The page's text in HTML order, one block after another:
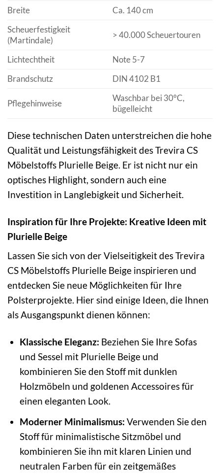
Breite
Ca. 140 cm
Scheuerfestigkeit
(Martindale)
> 40.000 Scheuertouren
Lichtechtheit
Note 5-7
Brandschutz
DIN 4102 B1
Pflegehinweise
Waschbar bei 30°C,
bügelleicht
Diese technischen Daten unterstreichen die hohe
Qualität und Leistungsfähigkeit des Trevira CS
Möbelstoffs Plurielle Beige. Er ist nicht nur ein
optisches Highlight, sondern auch eine
Investition in Langlebigkeit und Sicherheit.
Inspiration für Ihre Projekte: Kreative Ideen mit
Plurielle Beige
Lassen Sie sich von der Vielseitigkeit des Trevira
CS Möbelstoffs Plurielle Beige inspirieren und
entdecken Sie neue Möglichkeiten für Ihre
Polsterprojekte. Hier sind einige Ideen, die Ihnen
als Ausgangspunkt dienen können:
Klassische Eleganz: Beziehen Sie Ihre Sofas
und Sessel mit Plurielle Beige und
kombinieren Sie den Stoff mit dunklen
Holzmöbeln und goldenen Accessoires für
einen eleganten Look.
Moderner Minimalismus: Verwenden Sie den
Stoff für minimalistische Sitzmöbel und
kombinieren Sie ihn mit klaren Linien und
neutralen Farben für ein zeitgemäßes